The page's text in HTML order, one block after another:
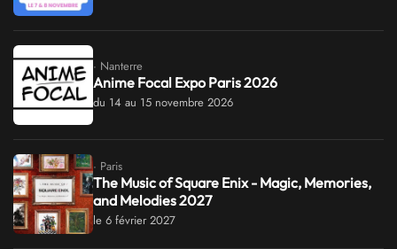
· Nanterre
Anime Focal Expo Paris 2026
du 14 au 15 novembre 2026
· Paris
The Music of Square Enix - Magic, Memories,
and Melodies 2027
le 6 février 2027